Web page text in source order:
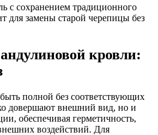
с сохранением традиционного
для замены старой черепицы без
кровли:
полной без соответствующих
довершают внешний вид, но и
обеспечивая герметичность,
воздействий. Для